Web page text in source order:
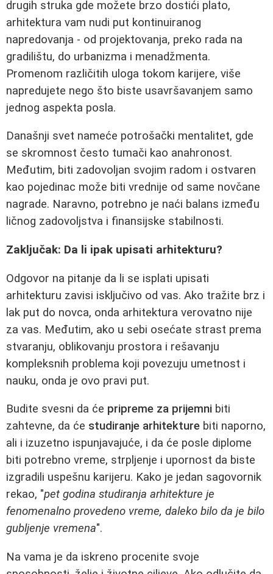
drugih struka gde možete brzo dostići plato,
arhitektura vam nudi put kontinuiranog
napredovanja - od projektovanja, preko rada na
gradilištu, do urbanizma i menadžmenta.
Promenom različitih uloga tokom karijere, više
napredujete nego što biste usavršavanjem samo
jednog aspekta posla.
Današnji svet nameće potrošački mentalitet, gde
se skromnost često tumači kao anahronost.
Međutim, biti zadovoljan svojim radom i ostvaren
kao pojedinac može biti vrednije od same novčane
nagrade. Naravno, potrebno je naći balans između
ličnog zadovoljstva i finansijske stabilnosti.
Zaključak: Da li ipak upisati arhitekturu?
Odgovor na pitanje da li se isplati upisati
arhitekturu zavisi isključivo od vas. Ako tražite brz i
lak put do novca, onda arhitektura verovatno nije
za vas. Međutim, ako u sebi osećate strast prema
stvaranju, oblikovanju prostora i rešavanju
kompleksnih problema koji povezuju umetnost i
nauku, onda je ovo pravi put.
Budite svesni da će pripreme za prijemni biti
zahtevne, da će studiranje arhitekture biti naporno,
ali i izuzetno ispunjavajuće, i da će posle diplome
biti potrebno vreme, strpljenje i upornost da biste
izgradili uspešnu karijeru. Kako je jedan sagovornik
rekao, "pet godina studiranja arhitekture je
fenomenalno provedeno vreme, daleko bilo da je bilo
gubljenje vremena".
Na vama je da iskreno procenite svoje